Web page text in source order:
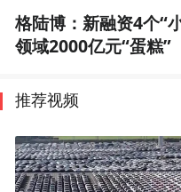
格陆博：新融资4个“
领域2000亿元“蛋糕”
推荐视频